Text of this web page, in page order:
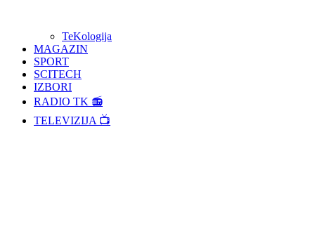
TeKologija
MAGAZIN
SPORT
SCITECH
IZBORI
RADIO TK 📻
TELEVIZIJA 📺